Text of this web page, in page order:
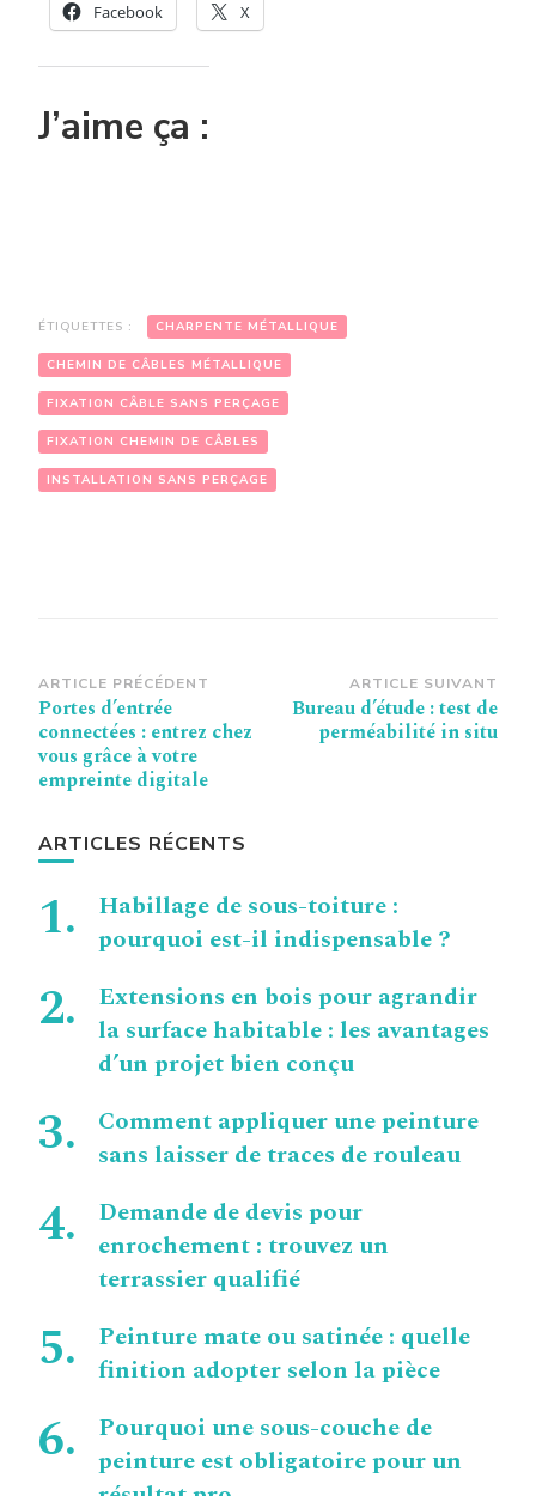
Facebook X
J’aime ça :
ÉTIQUETTES : CHARPENTE MÉTALLIQUE
CHEMIN DE CÂBLES MÉTALLIQUE
FIXATION CÂBLE SANS PERÇAGE
FIXATION CHEMIN DE CÂBLES
INSTALLATION SANS PERÇAGE
Navigation
d’article
ARTICLE PRÉCÉDENT
Portes d’entrée
connectées : entrez chez
vous grâce à votre
empreinte digitale
ARTICLE SUIVANT
Bureau d’étude : test de
perméabilité in situ
ARTICLES RÉCENTS
Habillage de sous-toiture :
pourquoi est-il indispensable ?
Extensions en bois pour agrandir
la surface habitable : les avantages
d’un projet bien conçu
Comment appliquer une peinture
sans laisser de traces de rouleau
Demande de devis pour
enrochement : trouvez un
terrassier qualifié
Peinture mate ou satinée : quelle
finition adopter selon la pièce
Pourquoi une sous-couche de
peinture est obligatoire pour un